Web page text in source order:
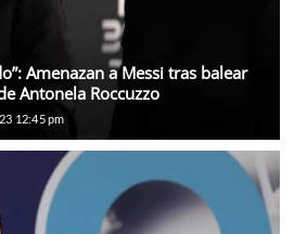
Amenazan a Messi tras balear
Antonela Roccuzzo
12:45 pm